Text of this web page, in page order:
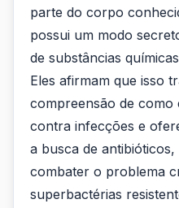
parte do corpo
possui um modo
de substâncias
Eles afirmam que isso
compreensão de como
contra infecções e
a busca de
combater o problema
superbactérias